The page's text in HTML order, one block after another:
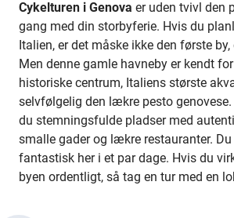
Cykelturen i Genova er uden tvivl den
gang med din storbyferie. Hvis du
Italien, er det måske ikke den første
Men denne gamle havneby er kendt
historiske centrum, Italiens største
selvfølgelig den lækre pesto
du stemningsfulde pladser med
smalle gader og lækre restauranter.
fantastisk her i et par dage. Hvis du
byen ordentligt, så tag en tur med en